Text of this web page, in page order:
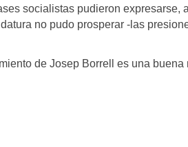
socialistas pudieron expresarse,
no pudo prosperar -las
de Josep Borrell es una